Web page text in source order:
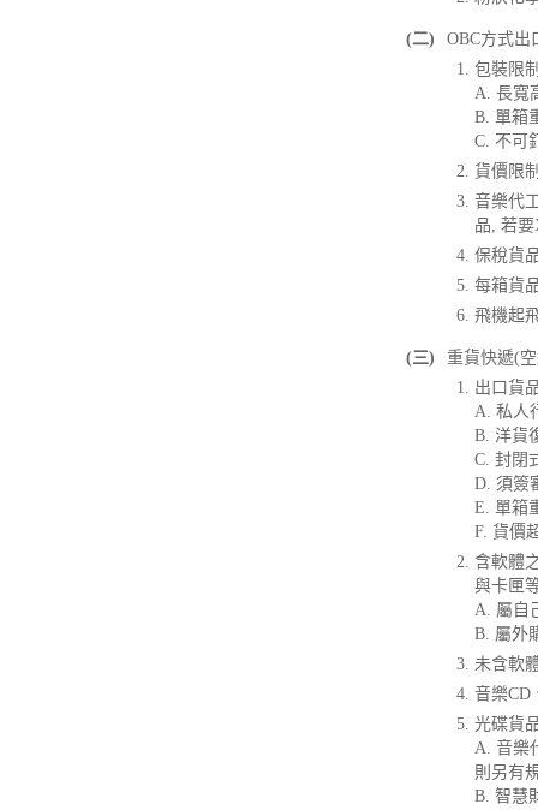
(二)
OBC方式出
包裝限
A. 長寬
B. 單箱
C. 不可
貨價限
音樂代
品, 若
保稅貨
每箱貨
飛機起
(三)
重貨快遞(
出口貨
A. 私人
B. 洋貨
C. 封閉
D. 須簽
E. 單箱
F. 貨價
含軟體
與卡匣
A. 屬自
B. 屬外
未含軟
音樂CD
光碟貨
A. 音樂
則另有
B. 智慧